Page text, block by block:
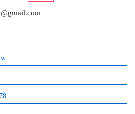
大熱天還騎摩托車幫我們買海生館
06-01 15:17:33